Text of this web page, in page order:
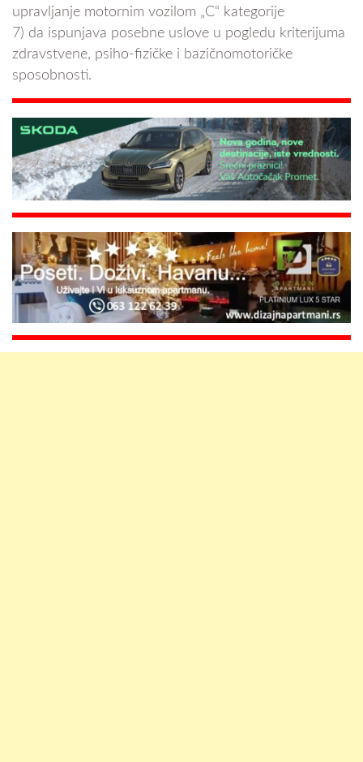
upravljanje motornim vozilom „C“ kategorije
7) da ispunjava posebne uslove u pogledu kriterijuma
zdravstvene, psiho-fizičke i bazičnomotoričke
sposobnosti.